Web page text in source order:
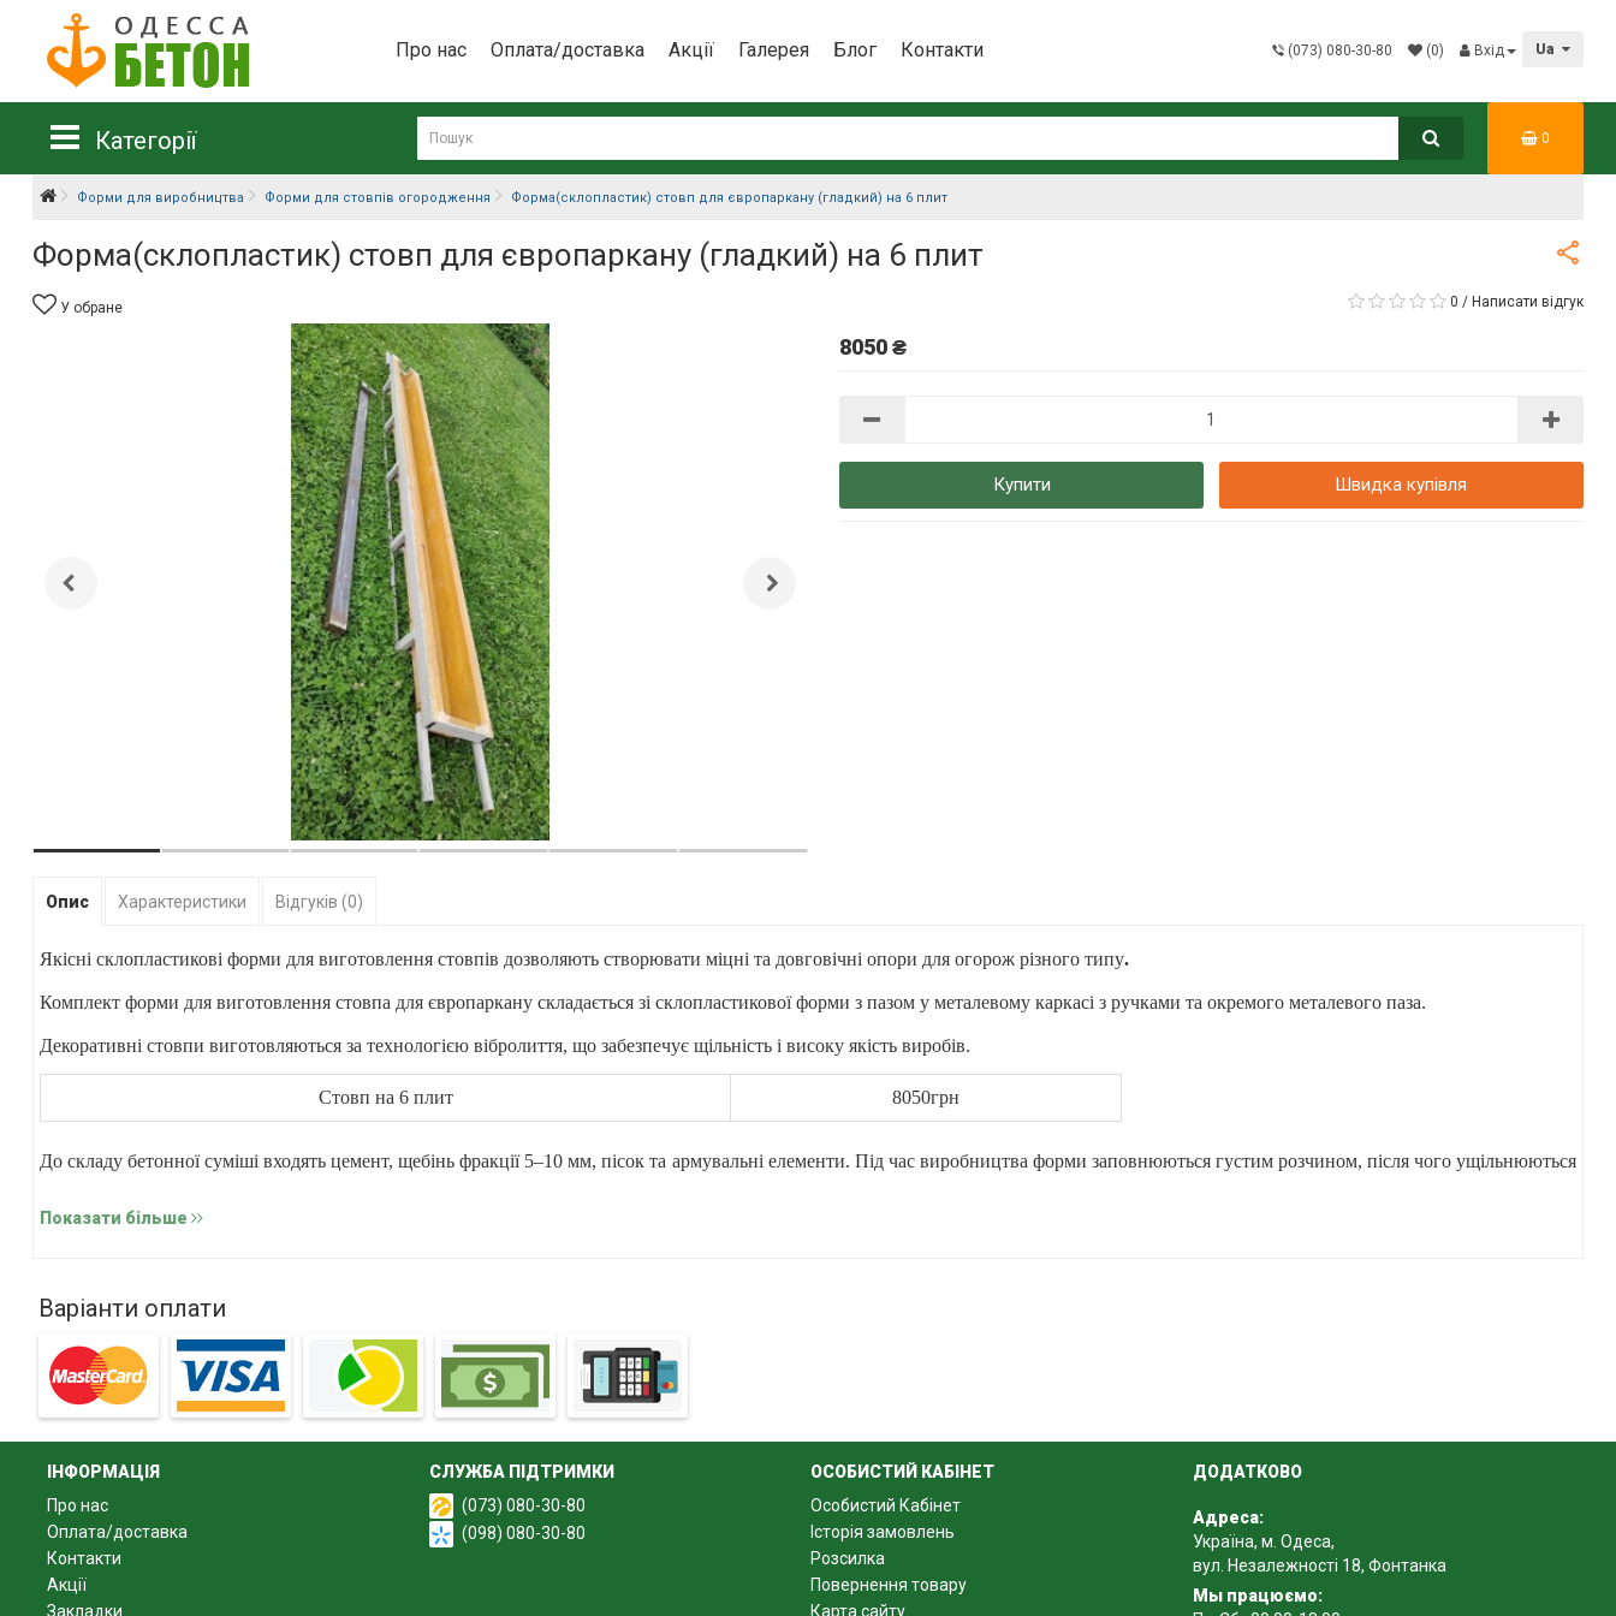
Про нас Оплата/доставка Акції Галерея Блог Контакти (073) 080-30-80 (0) Вхід Ua
Категорії 0
Форми для виробництва Форми для стовпів огородження Форма(склопластик) стовп для європаркану (гладкий) на 6 плит
Форма(склопластик) стовп для європаркану (гладкий) на 6 плит
У обране 0 / Написати відгук
8050 ₴
Купити Швидка купівля
Опис Характеристики Відгуків (0)
Якісні склопластикові форми для виготовлення стовпів дозволяють створювати міцні та довговічні опори для огорож різного типу.
Комплект форми для виготовлення стовпа для європаркану складається зі склопластикової форми з пазом у металевому каркасі з ручками та окремого металевого паза.
Декоративні стовпи виготовляються за технологією вібролиття, що забезпечує щільність і високу якість виробів.
Стовп на 6 плит 8050грн
До складу бетонної суміші входять цемент, щебінь фракції 5–10 мм, пісок та армувальні елементи. Під час виробництва форми заповнюються густим розчином, після чого ущільнюються
Показати більше
Варіанти оплати
ІНФОРМАЦІЯ
Про нас
Оплата/доставка
Контакти
Акції
Закладки
СЛУЖБА ПІДТРИМКИ
(073) 080-30-80
(098) 080-30-80
ОСОБИСТИЙ КАБІНЕТ
Особистий Кабінет
Історія замовлень
Розсилка
Повернення товару
Карта сайту
ДОДАТКОВО
Адреса:
Україна, м. Одеса,
вул. Незалежності 18, Фонтанка
Мы працюємо: